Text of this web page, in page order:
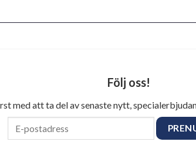
Följ oss!
med att ta del av senaste nytt,